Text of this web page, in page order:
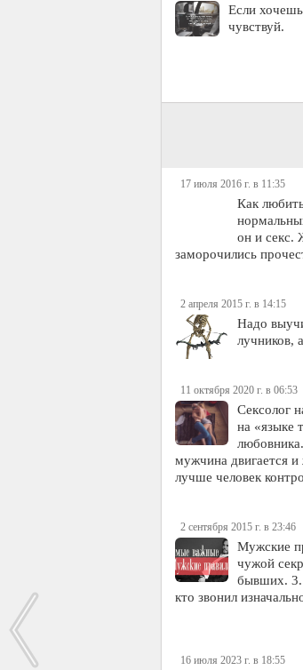
Если
чувствуй.
17 июля 2016 г. в 11:35
Как
он и секс.
заморочились
2 апреля 2015 г. в 14:15
Надо
лучников,
11 октября 2020 г. в 06:53
Сексолог
на «языке
мужчина двигается
лучше человек
2 сентября 2015 г. в 23:46
Мужские
чужой
бывших. 3.
кто звонил
16 июля 2023 г. в 18:55